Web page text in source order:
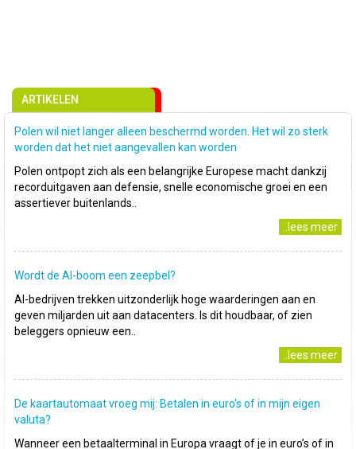
ARTIKELEN
Polen wil niet langer alleen beschermd worden. Het wil zo sterk
worden dat het niet aangevallen kan worden
Polen ontpopt zich als een belangrijke Europese macht dankzij
recorduitgaven aan defensie, snelle economische groei en een
assertiever buitenlands..
..lees meer
Wordt de AI-boom een zeepbel?
AI-bedrijven trekken uitzonderlijk hoge waarderingen aan en
geven miljarden uit aan datacenters. Is dit houdbaar, of zien
beleggers opnieuw een..
..lees meer
De kaartautomaat vroeg mij: Betalen in euro's of in mijn eigen
valuta?
Wanneer een betaalterminal in Europa vraagt of je in euro’s of in